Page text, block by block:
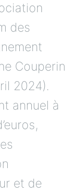
des
Couperin
2024).
annuel à
et de